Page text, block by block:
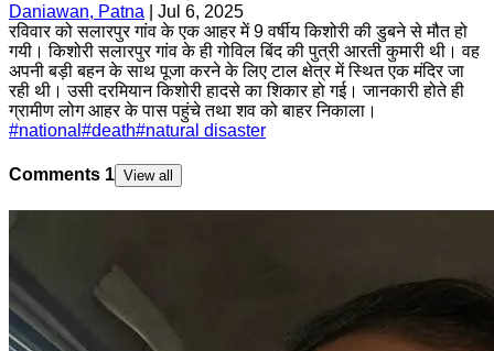
Daniawan, Patna
Jul 6, 2025
रविवार को सलारपुर गांव के एक आहर में 9 वर्षीय किशोरी की डुबने से मौत हो
गयी। किशोरी सलारपुर गांव के ही गोविल बिंद की पुत्री आरती कुमारी थी। वह
अपनी बड़ी बहन के साथ पूजा करने के लिए टाल क्षेत्र में स्थित एक मंदिर जा
रही थी। उसी दरमियान किशोरी हादसे का शिकार हो गई। जानकारी होते ही
ग्रामीण लोग आहर के पास पहुंचे तथा शव को बाहर निकाला।
#national #death#natural disaster
Comments 1 View all